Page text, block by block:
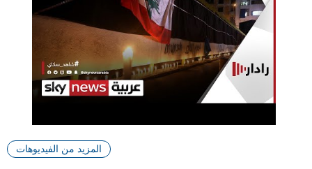
المزيد من الفيديوهات